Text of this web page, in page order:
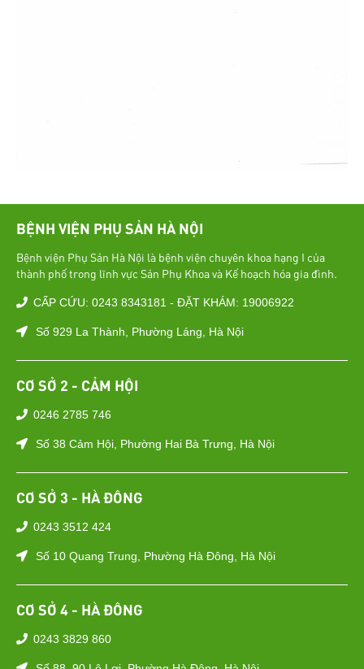
BỆNH VIỆN PHỤ SẢN HÀ NỘI
Bệnh viện Phụ Sản Hà Nội là bệnh viện chuyên khoa hạng I của
thành phố trong lĩnh vực Sản Phụ Khoa và Kế hoạch hóa gia đình.
CẤP CỨU: 0243 8343181 - ĐẶT KHÁM: 19006922
Số 929 La Thành, Phường Láng, Hà Nội
CƠ SỞ 2 - CẢM HỘI
0246 2785 746
Số 38 Cảm Hội, Phường Hai Bà Trưng, Hà Nội
CƠ SỞ 3 - HÀ ĐÔNG
0243 3512 424
Số 10 Quang Trung, Phường Hà Đông, Hà Nội
CƠ SỞ 4 - HÀ ĐÔNG
0243 3829 860